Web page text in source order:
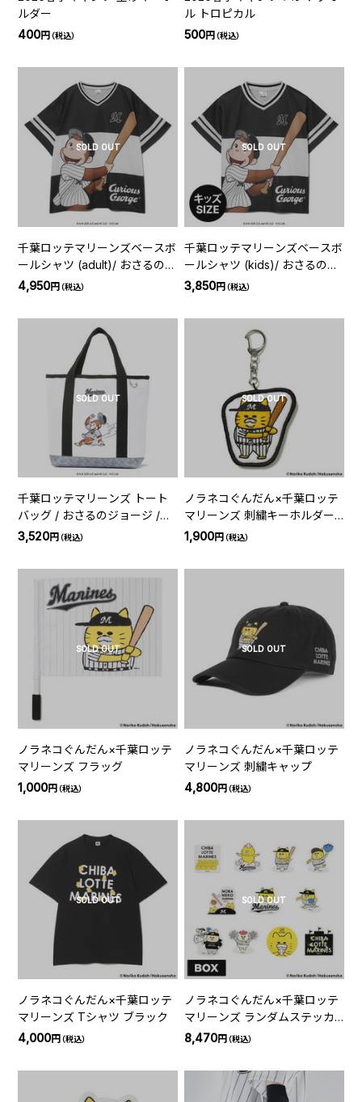
ルダー
400円（税込）
ル トロピカル
500円（税込）
SOLD OUT
千葉ロッテマリーンズベースボ
ールシャツ (adult)/ おさるのジ
ョージ / 2026
4,950円（税込）
SOLD OUT
千葉ロッテマリーンズベースボ
ールシャツ (kids)/ おさるのジ
ョージ / 2026
3,850円（税込）
SOLD OUT
千葉ロッテマリーンズ トート
バッグ / おさるのジョージ /
2026
3,520円（税込）
SOLD OUT
ノラネコぐんだん×千葉ロッテ
マリーンズ 刺繍キーホルダー
打者
1,900円（税込）
SOLD OUT
ノラネコぐんだん×千葉ロッテ
マリーンズ フラッグ
1,000円（税込）
SOLD OUT
ノラネコぐんだん×千葉ロッテ
マリーンズ 刺繍キャップ
4,800円（税込）
SOLD OUT
ノラネコぐんだん×千葉ロッテ
マリーンズ Tシャツ ブラック
4,000円（税込）
SOLD OUT
ノラネコぐんだん×千葉ロッテ
マリーンズ ランダムステッカ
ー(全11種) BOX
8,470円（税込）